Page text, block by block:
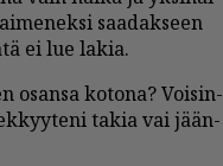
saa­dak­seen
ei lue la­kia.
osan­sa ko­to­na? Voi­sin­
ta­kia vai jään­